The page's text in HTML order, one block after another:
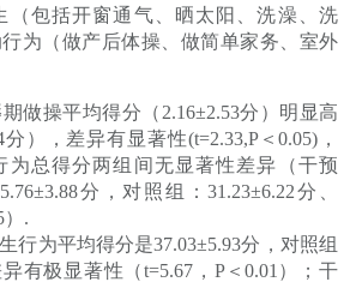
（包括开窗通气、晒太阳、洗澡、洗
为（做产后体操、做简单家务、室外
做操平均得分（2.16±2.53分）明显高
），差异有显著性(t=2.33,P＜0.05)，
为总得分两组间无显著性差异（干预
分，对照组：31.23±6.22分、
）.
行为平均得分是37.03±5.93分，对照组
异有极显著性（t=5.67，P＜0.01）；干